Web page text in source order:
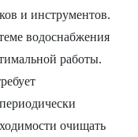
и инструментов.
водоснабжения
работы.
очищать